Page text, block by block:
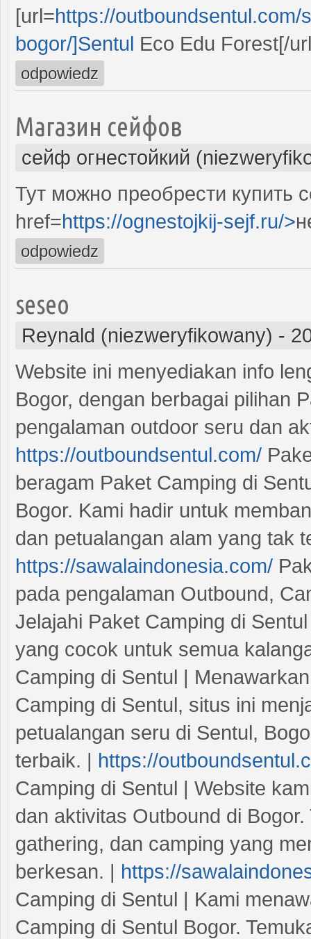
[url=https://
bogor/]Sentul Eco Edu Forest[/
odpowiedz
Магазин сейфов
сейф огнестойкий
Тут можно преобрести купить
href=https://ognestojkij-sejf.ru/>
odpowiedz
seseo
Reynald (niezweryfikowany) -
Website ini menyediakan info
Bogor, dengan berbagai pilihan
pengalaman outdoor seru dan
https://outboundsentul.com/
beragam Paket Camping di
Bogor. Kami hadir untuk
dan petualangan alam yang tak
https://sawalaindonesia.com/
pada pengalaman Outbound,
Jelajahi Paket Camping di
yang cocok untuk semua
Camping di Sentul |
Camping di Sentul, situs ini
petualangan seru di Sentul,
terbaik. | https://
Camping di Sentul | Website
dan aktivitas Outbound di
gathering, dan camping yang
berkesan. | https://
Camping di Sentul | Kami
Camping di Sentul Bogor.